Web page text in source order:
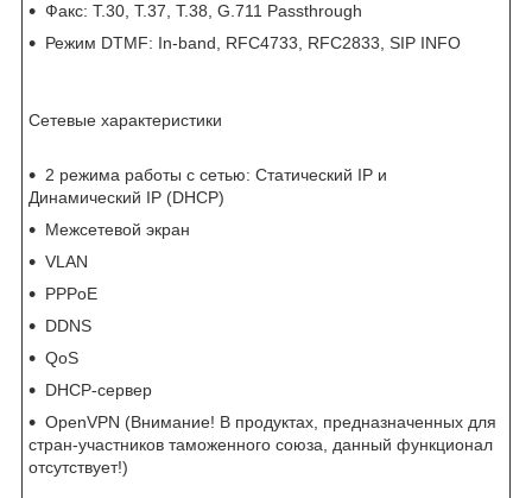
Факс: Т.30, Т.37, Т.38, G.711 Passthrough
Режим DTMF: In-band, RFC4733, RFC2833, SIP INFO
Сетевые характеристики
2 режима работы с сетью: Статический IP и
Динамический IP (DHCP)
Межсетевой экран
VLAN
PPPoE
DDNS
QoS
DHCP-сервер
OpenVPN (Внимание! В продуктах, предназначенных для
стран-участников таможенного союза, данный функционал
отсутствует!)